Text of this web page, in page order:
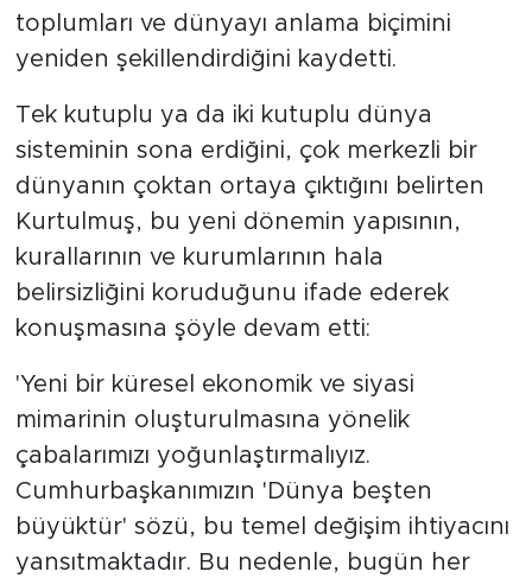
toplumları ve dünyayı anlama biçimini
yeniden şekillendirdiğini kaydetti.
Tek kutuplu ya da iki kutuplu dünya
sisteminin sona erdiğini, çok merkezli bir
dünyanın çoktan ortaya çıktığını belirten
Kurtulmuş, bu yeni dönemin yapısının,
kurallarının ve kurumlarının hala
belirsizliğini koruduğunu ifade ederek
konuşmasına şöyle devam etti:
'Yeni bir küresel ekonomik ve siyasi
mimarinin oluşturulmasına yönelik
çabalarımızı yoğunlaştırmalıyız.
Cumhurbaşkanımızın 'Dünya beşten
büyüktür' sözü, bu temel değişim ihtiyacını
yansıtmaktadır. Bu nedenle, bugün her